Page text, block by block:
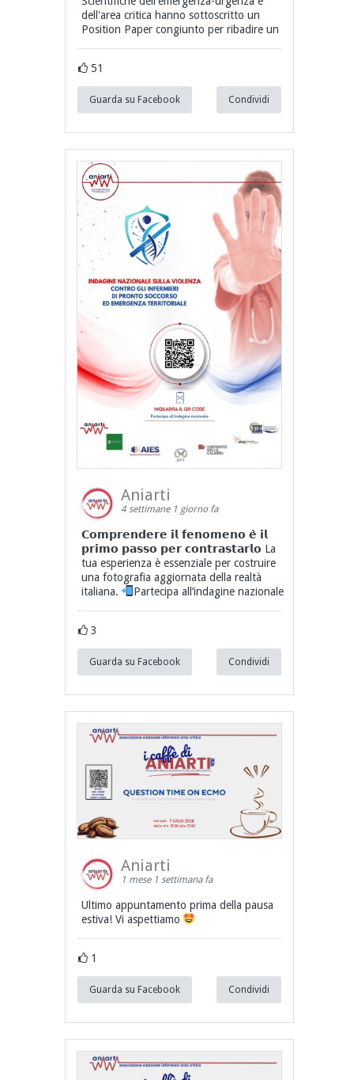
dell'area critica hanno sottoscritto un
Position Paper congiunto per ribadire un
51
Guarda su Facebook Condividi
Aniarti
4 settimane 1 giorno fa
𝗖𝗼𝗺𝗽𝗿𝗲𝗻𝗱𝗲𝗿𝗲 𝗶𝗹 𝗳𝗲𝗻𝗼𝗺𝗲𝗻𝗼 𝗲̀ 𝗶𝗹
𝗽𝗿𝗶𝗺𝗼 𝗽𝗮𝘀𝘀𝗼 𝗽𝗲𝗿 𝗰𝗼𝗻𝘁𝗿𝗮𝘀𝘁𝗮𝗿𝗹𝗼 La
tua esperienza è essenziale per costruire
una fotografia aggiornata della realtà
italiana.
Partecipa all’indagine nazionale
3
Guarda su Facebook Condividi
Aniarti
1 mese 1 settimana fa
Ultimo appuntamento prima della pausa
estiva! Vi aspettiamo
1
Guarda su Facebook Condividi